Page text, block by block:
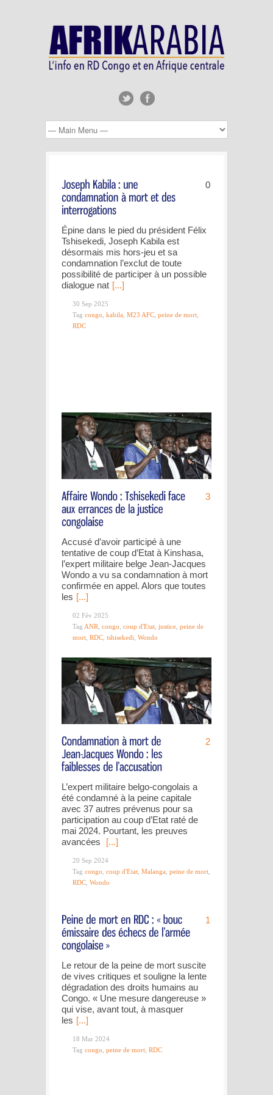
0
Épine dans le pied du président Félix
Tshisekedi, Joseph Kabila est
désormais mis hors-jeu et sa
condamnation l’exclut de toute
possibilité de participer à un possible
dialogue nat [...]
30 Sep 2025
Tag congo, kabila, M23 AFC, peine de mort,
RDC
3
Accusé d’avoir participé à une
tentative de coup d’Etat à Kinshasa,
l’expert militaire belge Jean-Jacques
Wondo a vu sa condamnation à mort
confirmée en appel. Alors que toutes
les [...]
02 Fév 2025
Tag ANR congo coup d'Etat justice peine de
mort RDC tshisekedi Wondo
2
L’expert militaire belgo-congolais a
été condamné à la peine capitale
avec 37 autres prévenus pour sa
participation au coup d’Etat raté de
mai 2024. Pourtant, les preuves
avancées
[...]
20 Sep 2024
Tag congo coup d'Etat Malanga peine de mort
RDC Wondo
1
Le retour de la peine de mort suscite
de vives critiques et souligne la lente
dégradation des droits humains au
Congo. « Une mesure dangereuse »
qui vise, avant tout, à masquer
les [...]
18 Mar 2024
Tag congo, peine de mort, RDC